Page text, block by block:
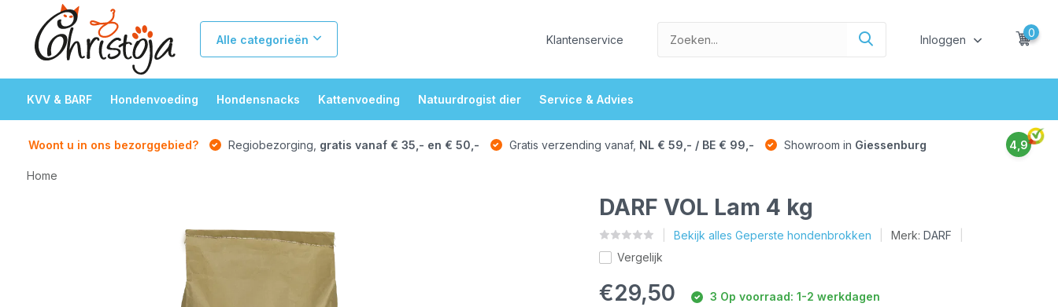
Alle categorieën Klantenservice Inloggen
0
KVV & BARF Hondenvoeding Hondensnacks Kattenvoeding Natuurdrogist dier Service & Advies
Woont u in ons bezorggebied? Regiobezorging, gratis vanaf € 35,- en € 50,- Gratis verzending vanaf, NL € 59,- / BE € 99,- Showroom in Giessenburg 4,9
Home
DARF VOL Lam 4 kg
Bekijk alles Geperste hondenbrokken Merk:DARF
Vergelijk
€29,50 3 Op voorraad: 1-2 werkdagen